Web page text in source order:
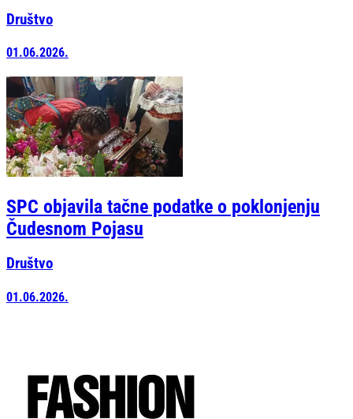
Društvo
01.06.2026.
SPC objavila tačne podatke o poklonjenju
Čudesnom Pojasu
Društvo
01.06.2026.